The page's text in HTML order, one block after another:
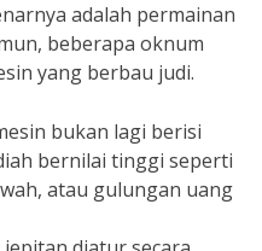
adalah permainan
beberapa oknum
yang berbau judi.
bukan lagi berisi
bernilai tinggi seperti
atau gulungan uang